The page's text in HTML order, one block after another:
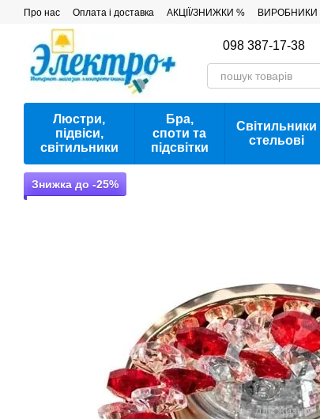
Перейти до основного контенту
Про нас Оплата і доставка АКЦІЇ/ЗНИЖКИ % ВИРОБНИКИ
098 387-17-38
Люстри,
підвіси,
світильники
Бра,
споти та
підсвітки
Світильники
стельові
Знижка до -25%